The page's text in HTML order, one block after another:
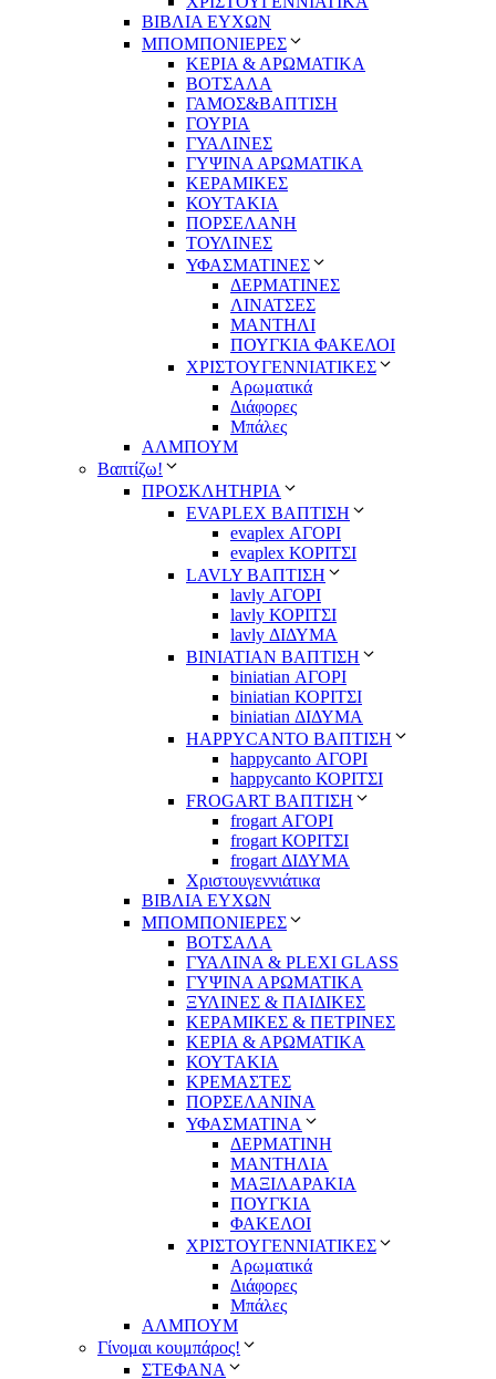
ΒΙΒΛΙΑ ΕΥΧΩΝ
ΜΠΟΜΠΟΝΙΕΡΕΣ
ΚΕΡΙΑ & ΑΡΩΜΑΤΙΚΑ
ΒΟΤΣΑΛΑ
ΓΑΜΟΣ&ΒΑΠΤΙΣΗ
ΓΟΥΡΙΑ
ΓΥΑΛΙΝΕΣ
ΓΥΨΙΝΑ ΑΡΩΜΑΤΙΚΑ
ΚΕΡΑΜΙΚΕΣ
ΚΟΥΤΑΚΙΑ
ΠΟΡΣΕΛΑΝΗ
ΤΟΥΛΙΝΕΣ
ΥΦΑΣΜΑΤΙΝΕΣ
ΔΕΡΜΑΤΙΝΕΣ
ΛΙΝΑΤΣΕΣ
ΜΑΝΤΗΛΙ
ΠΟΥΓΚΙΑ ΦΑΚΕΛΟΙ
ΧΡΙΣΤΟΥΓΕΝΝΙΑΤΙΚΕΣ
Αρωματικά
Διάφορες
Μπάλες
ΑΛΜΠΟΥΜ
Βαπτίζω!
ΠΡΟΣΚΛΗΤΗΡΙΑ
EVAPLEX ΒΑΠΤΙΣΗ
evaplex ΑΓΟΡΙ
evaplex ΚΟΡΙΤΣΙ
LAVLY ΒΑΠΤΙΣΗ
lavly ΑΓΟΡΙ
lavly ΚΟΡΙΤΣΙ
lavly ΔΙΔΥΜΑ
ΒΙΝΙΑΤΙΑΝ ΒΑΠΤΙΣΗ
biniatian ΑΓΟΡΙ
biniatian ΚΟΡΙΤΣΙ
biniatian ΔΙΔΥΜΑ
HAPPYCANTO ΒΑΠΤΙΣΗ
happycanto ΑΓΟΡΙ
happycanto ΚΟΡΙΤΣΙ
FROGART ΒΑΠΤΙΣΗ
frogart ΑΓΟΡΙ
frogart ΚΟΡΙΤΣΙ
frogart ΔΙΔΥΜΑ
Χριστουγεννιάτικα
ΒΙΒΛΙΑ ΕΥΧΩΝ
ΜΠΟΜΠΟΝΙΕΡΕΣ
ΒΟΤΣΑΛΑ
ΓΥΑΛΙΝΑ & PLEXI GLASS
ΓΥΨΙΝΑ ΑΡΩΜΑΤΙΚΑ
ΞΥΛΙΝΕΣ & ΠΑΙΔΙΚΕΣ
ΚΕΡΑΜΙΚΕΣ & ΠΕΤΡΙΝΕΣ
ΚΕΡΙΑ & ΑΡΩΜΑΤΙΚΑ
ΚΟΥΤΑΚΙΑ
ΚΡΕΜΑΣΤΕΣ
ΠΟΡΣΕΛΑΝΙΝΑ
ΥΦΑΣΜΑΤΙΝA
ΔΕΡΜΑΤΙΝΗ
ΜΑΝΤΗΛΙΑ
ΜΑΞΙΛΑΡΑΚΙΑ
ΠΟΥΓΚΙΑ
ΦΑΚΕΛΟΙ
ΧΡΙΣΤΟΥΓΕΝΝΙΑΤΙΚΕΣ
Αρωματικά
Διάφορες
Μπάλες
ΑΛΜΠΟΥΜ
Γίνομαι κουμπάρος!
ΣΤΕΦΑΝΑ